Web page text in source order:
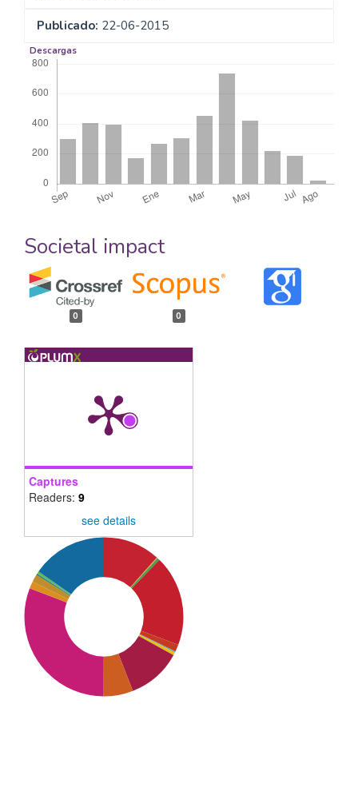
Publicado: 22-06-2015
Descargas
Societal impact
0 0
Captures
Readers: 9
see details